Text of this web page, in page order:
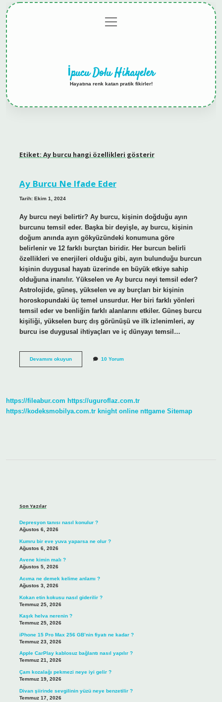
menüyü
aç
İpucu Dolu Hikayeler
Hayatına renk katan pratik fikirler!
Etiket: Ay burcu hangi özellikleri gösterir
Ay Burcu Ne Ifade Eder
Tarih: Ekim 1, 2024
Ay burcu neyi belirtir? Ay burcu, kişinin doğduğu ayın
burcunu temsil eder. Başka bir deyişle, ay burcu, kişinin
doğum anında ayın gökyüzündeki konumuna göre
belirlenir ve 12 farklı burçtan biridir. Her burcun belirli
özellikleri ve enerjileri olduğu gibi, ayın bulunduğu burcun
kişinin duygusal hayatı üzerinde en büyük etkiye sahip
olduğuna inanılır. Yükselen ve Ay burcu neyi temsil eder?
Astrolojide, güneş, yükselen ve ay burçları bir kişinin
horoskopundaki üç temel unsurdur. Her biri farklı yönleri
temsil eder ve benliğin farklı alanlarını etkiler. Güneş burcu
kişiliği, yükselen burç dış görünüşü ve ilk izlenimleri, ay
burcu ise duygusal ihtiyaçları ve iç dünyayı temsil…
Devamını okuyunAy
10 Yorum
https://fileabur.com https://uguroflaz.com.tr
https://kodeksmobilya.com.tr knight online nttgame Sitemap
Son Yazılar
Depresyon tanısı nasıl konulur ?
Ağustos 6, 2026
Kumru bir eve yuva yaparsa ne olur ?
Ağustos 6, 2026
Avene kimin malı ?
Ağustos 5, 2026
Acıma ne demek kelime anlamı ?
Ağustos 3, 2026
Kokan etin kokusu nasıl giderilir ?
Temmuz 25, 2026
Kaşık helva nerenin ?
Temmuz 25, 2026
iPhone 15 Pro Max 256 GB’nin fiyatı ne kadar ?
Temmuz 23, 2026
Apple CarPlay kablosuz bağlantı nasıl yapılır ?
Temmuz 21, 2026
Çam kozalağı pekmezi neye iyi gelir ?
Temmuz 19, 2026
Divan şiirinde sevgilinin yüzü neye benzetilir ?
Temmuz 17, 2026